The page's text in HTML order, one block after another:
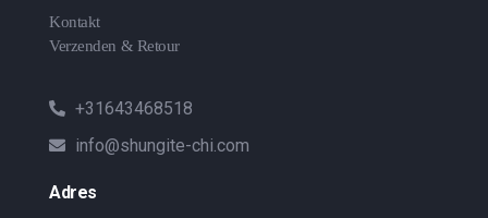
Kontakt
Verzenden & Retour
+31643468518
info@shungite-chi.com
Adres